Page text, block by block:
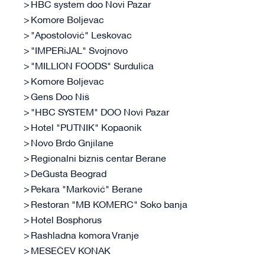
HBC system doo Novi Pazar
Komore Boljevac
"Apostolović" Leskovac
"IMPERiJAL" Svojnovo
"MILLION FOODS" Surdulica
Komore Boljevac
Gens Doo Niš
"HBC SYSTEM" DOO Novi Pazar
Hotel "PUTNIK" Kopaonik
Novo Brdo Gnjilane
Regionalni biznis centar Berane
DeGusta Beograd
Pekara "Marković" Berane
Restoran "MB KOMERC" Soko banja
Hotel Bosphorus
Rashladna komora Vranje
MESEČEV KONAK